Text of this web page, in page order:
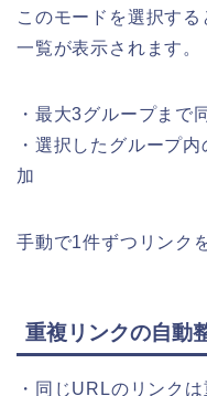
このモードを選択す
一覧が表示されます。
・最大3グループまで
・選択したグループ
加
手動で1件ずつリンク
重複リンクの自動
・同じURLのリンク